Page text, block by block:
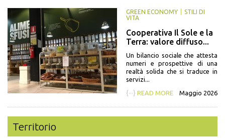
GREEN ECONOMY
STILI DI
VITA
Cooperativa Il Sole e la
Terra: valore diffuso...
Un bilancio sociale che attesta
numeri e prospettive di una
realtà solida che si traduce in
servizi...
{···} READ MORE Maggio 2026
Territorio